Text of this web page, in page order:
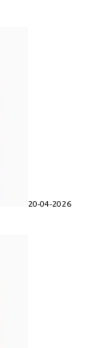
20-04-2026